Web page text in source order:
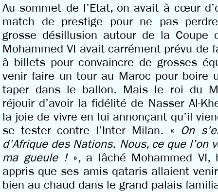
Au sommet de l’Etat, on avait à cœur
match de prestige pour ne pas
grosse désillusion autour de la Coupe
Mohammed VI avait carrément prévu de
à billets pour convaincre de grosses
venir faire un tour au Maroc pour boire
taper dans le ballon. Mais le roi du
réjouir d’avoir la fidélité de Nasser Al-
la joie de vivre en lui annonçant qu’il
se tester contre l’Inter Milan. « On
d’Afrique des Nations. Nous, ce que l’on
ma gueule !», a lâché Mohammed VI,
appris que ses amis qataris allaient
bien au chaud dans le grand palais